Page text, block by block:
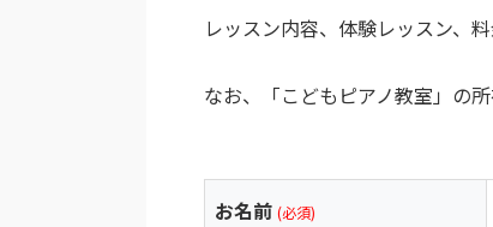
レッスン内容、体験レッスン、
なお、「こどもピアノ教室」の
お名前 (必須)